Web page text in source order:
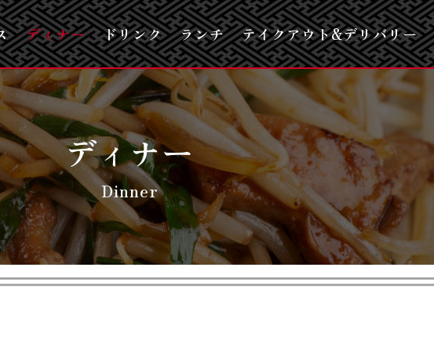
ディナー ドリンク ランチ テイクアウト&デリバリー
ディナー
Dinner